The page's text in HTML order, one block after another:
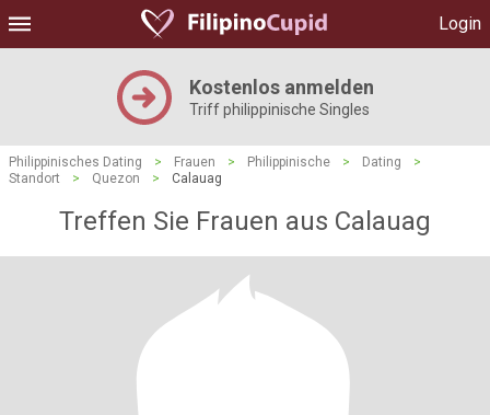
Login
Kostenlos anmelden
Triff philippinische Singles
Philippinisches Dating > Frauen > Philippinische > Dating
>
Standort
> Quezon > Calauag
Treffen Sie Frauen aus Calauag